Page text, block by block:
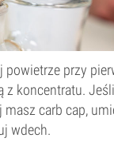
powietrze przy
z koncentratu.
masz carb cap,
wdech.